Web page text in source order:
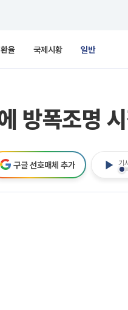
환율 국제시황 일반
방폭조명
기
구글 선호매체 추가